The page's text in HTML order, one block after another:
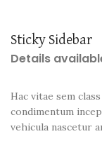
Sticky Sidebar
Details
Hac vitae sem
condimentum
vehicula nascetur